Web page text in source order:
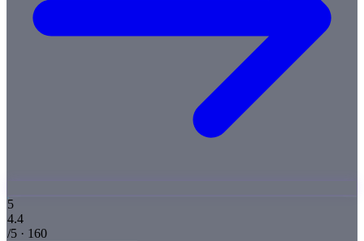
5
4.4
/5 · 160